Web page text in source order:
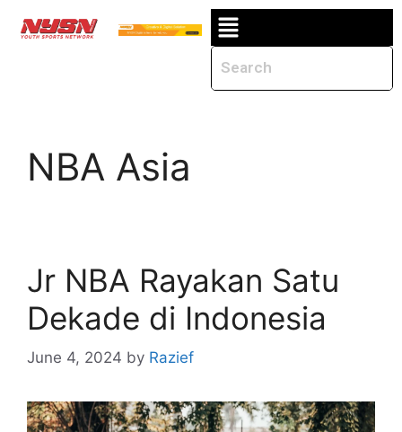
NBA Asia
Jr NBA Rayakan Satu
Dekade di Indonesia
June 4, 2024 by Razief